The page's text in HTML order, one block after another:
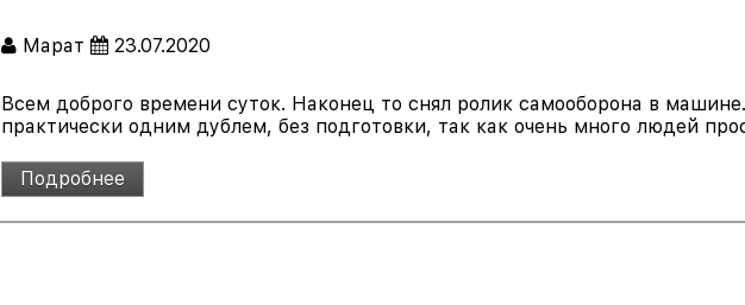
Марат 23.07.2020
Всем доброго времени суток. Наконец то снял ролик самооборона в
практически одним дублем, без подготовки, так как очень много людей
Подробнее